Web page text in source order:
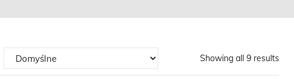
Showing all 9 results